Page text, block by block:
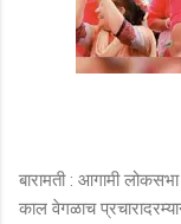
बारामती : आगामी
काल वेगळाच